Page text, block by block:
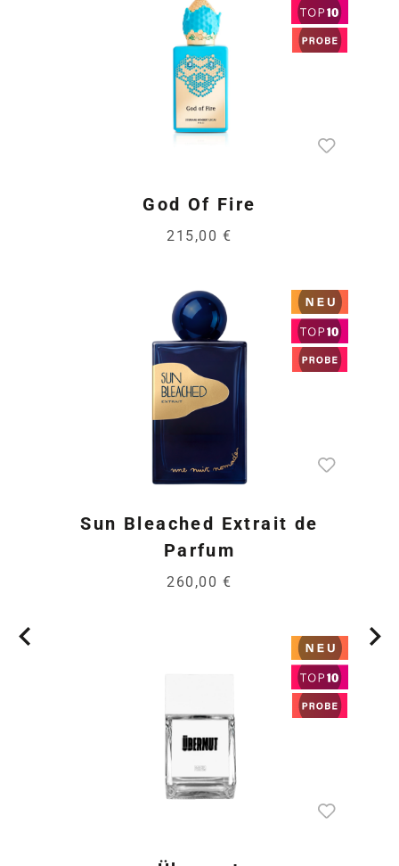
God Of Fire
215,00 €
Sun Bleached Extrait de
Parfum
260,00 €